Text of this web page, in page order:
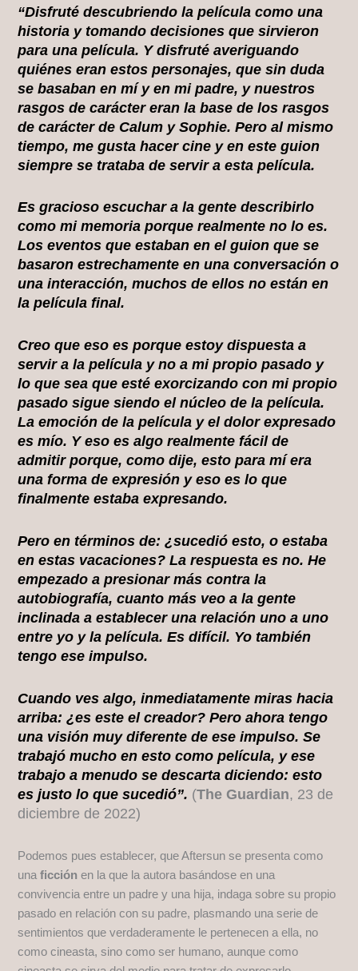
“Disfruté descubriendo la película como una
historia y tomando decisiones que sirvieron
para una película. Y disfruté averiguando
quiénes eran estos personajes, que sin duda
se basaban en mí y en mi padre, y nuestros
rasgos de carácter eran la base de los rasgos
de carácter de Calum y Sophie. Pero al mismo
tiempo, me gusta hacer cine y en este guion
siempre se trataba de servir a esta película.
Es gracioso escuchar a la gente describirlo
como mi memoria porque realmente no lo es.
Los eventos que estaban en el guion que se
basaron estrechamente en una conversación o
una interacción, muchos de ellos no están en
la película final.
Creo que eso es porque estoy dispuesta a
servir a la película y no a mi propio pasado y
lo que sea que esté exorcizando con mi propio
pasado sigue siendo el núcleo de la película.
La emoción de la película y el dolor expresado
es mío. Y eso es algo realmente fácil de
admitir porque, como dije, esto para mí era
una forma de expresión y eso es lo que
finalmente estaba expresando.
Pero en términos de: ¿sucedió esto, o estaba
en estas vacaciones? La respuesta es no. He
empezado a presionar más contra la
autobiografía, cuanto más veo a la gente
inclinada a establecer una relación uno a uno
entre yo y la película. Es difícil. Yo también
tengo ese impulso.
Cuando ves algo, inmediatamente miras hacia
arriba: ¿es este el creador? Pero ahora tengo
una visión muy diferente de ese impulso. Se
trabajó mucho en esto como película, y ese
trabajo a menudo se descarta diciendo: esto
es justo lo que sucedió”. (The Guardian, 23 de
diciembre de 2022)
Podemos pues establecer, que Aftersun se presenta como
unaficción en la que la autora basándose en una
convivencia entre un padre y una hija, indaga sobre su propio
pasado en relación con su padre, plasmando una serie de
sentimientos que verdaderamente le pertenecen a ella, no
como cineasta, sino como ser humano, aunque como